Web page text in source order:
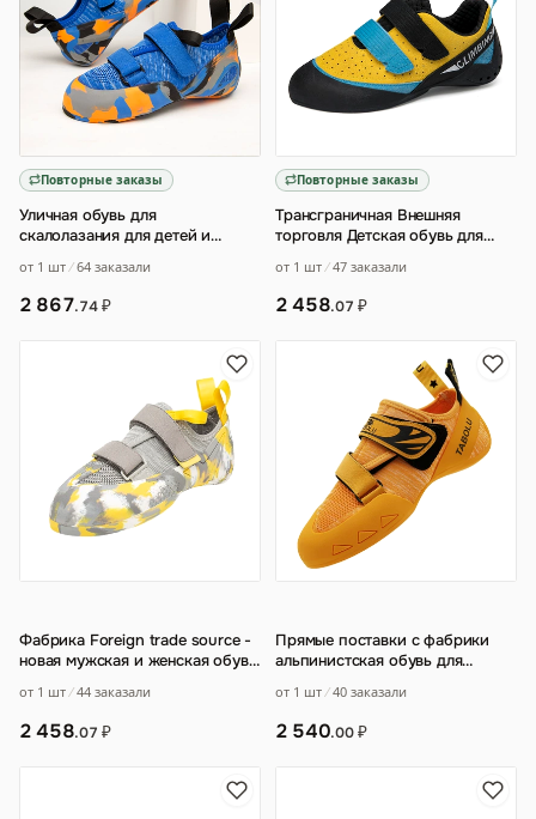
Повторные заказы
Уличная обувь для
скалолазания для детей и
от 1 шт 64 заказали
2 867.74₽
Повторные заказы
Трансграничная Внешняя
торговля Детская обувь для
молодых мужчин и ж
от 1 шт 47 заказали
2 458.07 ₽
Фабрика Foreign trade source -
новая мужская и женская обувь
от 1 шт 44 заказали
2 458.07 ₽
Прямые поставки с фабрики
альпинистская обувь для
взрослых …
от 1 шт 40 заказали
2 540.00₽